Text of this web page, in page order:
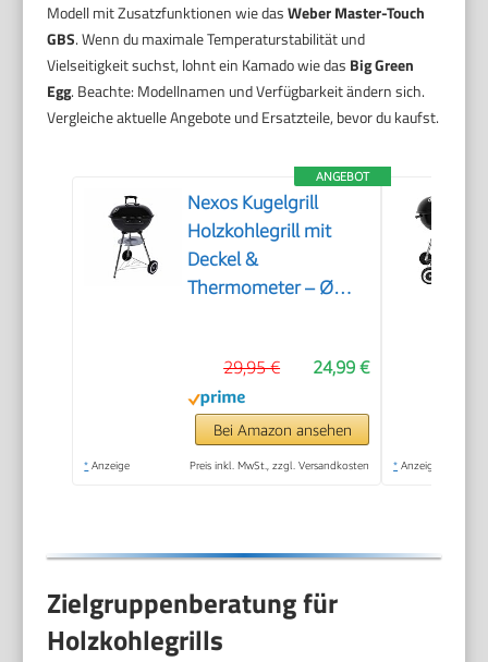
Modell mit Zusatzfunktionen wie dasWeber Master-Touch
GBS. Wenn du maximale Temperaturstabilität und
Vielseitigkeit suchst, lohnt ein Kamado wie das Big Green
Egg. Beachte: Modellnamen und Verfügbarkeit ändern sich.
Vergleiche aktuelle Angebote und Ersatzteile, bevor du kaufst.
ANGEBOT
Nexos Kugelgrill
Holzkohlegrill mit
Deckel &
Thermometer – Ø
Grillwagen mit
Rädern – Schwarz –
Outdoor Grill für
Garten & Terrasse
24,99 €
29,95 €
Bei Amazon ansehen
* Anzeige Preis inkl. MwSt., zzgl. Versandkosten * Anzeige
Zielgruppenberatung für
Holzkohlegrills